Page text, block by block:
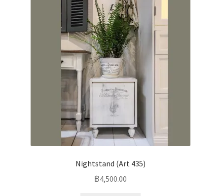
Nightstand (Art 435)
฿4,500.00